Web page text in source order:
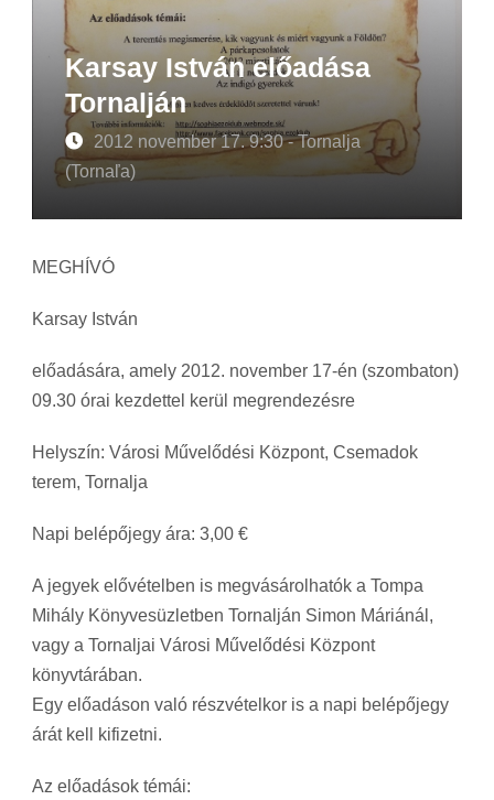
Karsay István előadása
Tornalján
2012 november 17. 9:30 - Tornalja
(Tornaľa)
MEGHÍVÓ
Karsay István
előadására, amely 2012. november 17-én (szombaton)
09.30 órai kezdettel kerül megrendezésre
Helyszín: Városi Művelődési Központ, Csemadok
terem, Tornalja
Napi belépőjegy ára: 3,00 €
A jegyek elővételben is megvásárolhatók a Tompa
Mihály Könyvesüzletben Tornalján Simon Máriánál,
vagy a Tornaljai Városi Művelődési Központ
könyvtárában.
Egy előadáson való részvételkor is a napi belépőjegy
árát kell kifizetni.
Az előadások témái: